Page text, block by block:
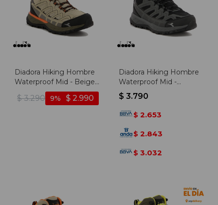
Diadora Hiking Hombre
Waterproof Mid - Beige-
marron - Beige-marron
$ 3.290 $ 2.990
9
Diadora Hiking Hombre
Waterproof Mid -
Negro/gris - Negro-gris
$ 3.790
$ 2.653
$ 2.843
$ 3.032